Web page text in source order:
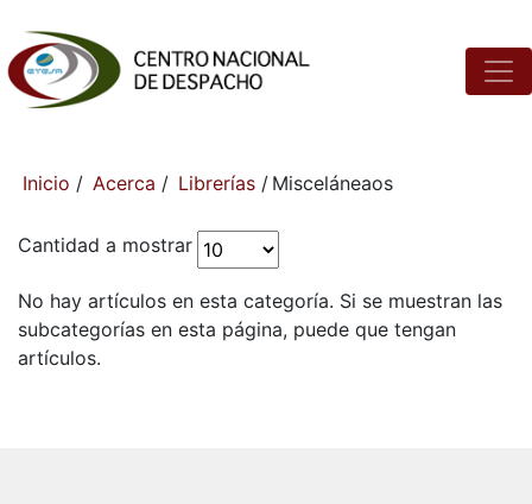
Inicio / Acerca / Librerías / Misceláneaos
Cantidad a mostrar
No hay artículos en esta categoría. Si se muestran las
subcategorías en esta página, puede que tengan
artículos.